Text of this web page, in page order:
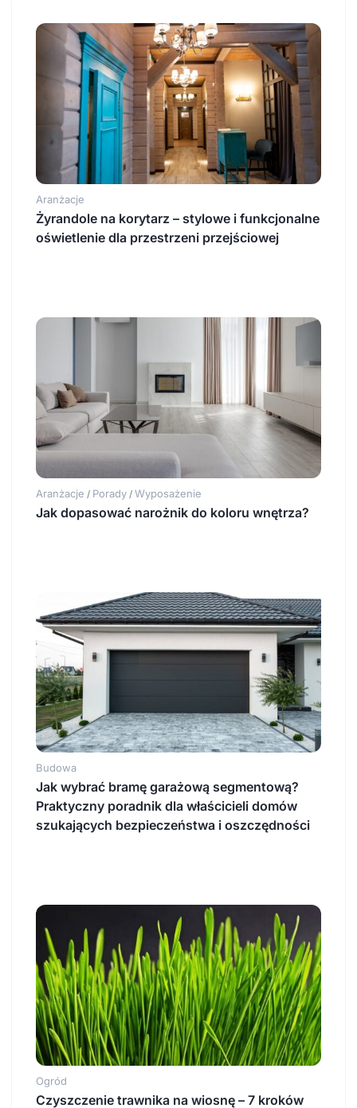
Aranżacje
Żyrandole na korytarz – stylowe i funkcjonalne
oświetlenie dla przestrzeni przejściowej
Aranżacje / Porady / Wyposażenie
Jak dopasować narożnik do koloru wnętrza?
Budowa
Jak wybrać bramę garażową segmentową?
Praktyczny poradnik dla właścicieli domów
szukających bezpieczeństwa i oszczędności
Ogród
Czyszczenie trawnika na wiosnę – 7 kroków